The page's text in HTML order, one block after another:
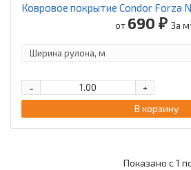
Ковровое покрытие Condor Forza
от 690 ₽ За м
+
-
В корзину
Показано с 1